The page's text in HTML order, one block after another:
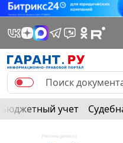
Бюджетный учет